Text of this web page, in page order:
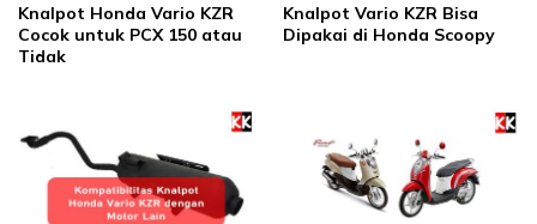
Knalpot Honda Vario KZR
Cocok untuk PCX 150 atau
Tidak
Knalpot Vario KZR Bisa
Dipakai di Honda Scoopy